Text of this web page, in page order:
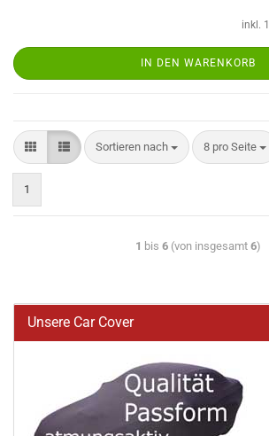
inkl.
IN DEN WARENKORB
Sortieren nach 8 pro Seite
1
1 bis 6 (von insgesamt 6)
Unsere Car Cover